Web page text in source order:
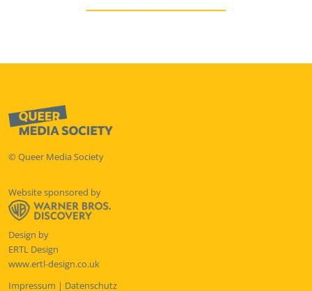
© Queer Media Society
Website sponsored by
Design by
ERTL Design
www.ertl-design.co.uk
Impressum | Datenschutz